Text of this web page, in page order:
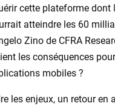
cette plateforme dont
atteindre les 60
Zino de CFRA
les conséquences
mobiles ?
les enjeux, un retour en